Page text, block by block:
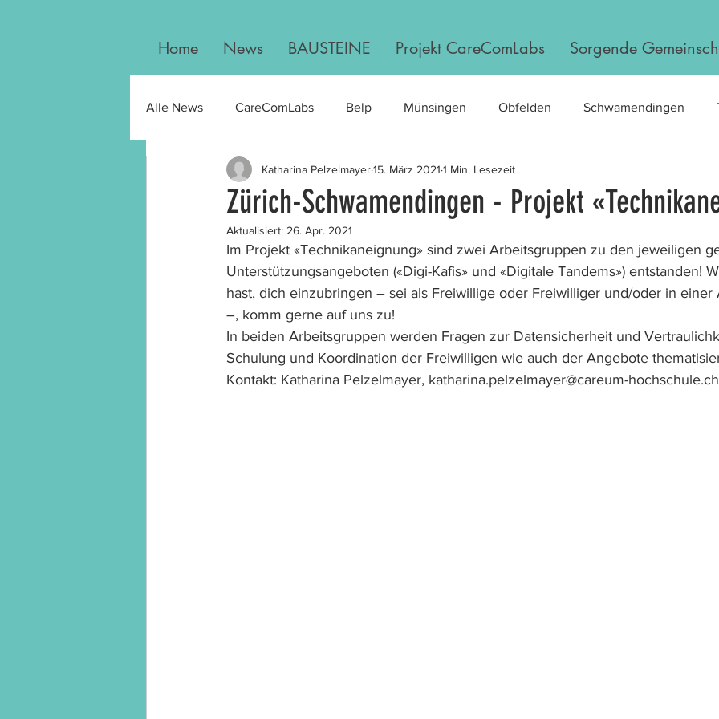
Home News BAUSTEINE Projekt CareComLabs Sorgende
Alle News CareComLabs Belp Münsingen Obfelden Schwamendingen
Publikationen
Zürich-Schwamendingen - Projekt
Katharina Pelzelmayer15. März 2021 1 Min. Lesezeit
Aktualisiert: 26. Apr. 2021
Im Projekt «Technikaneignung» sind zwei Arbeitsgruppen zu den jeweiligen
Unterstützungsangeboten («Digi-Kafis» und «Digitale Tandems») entstanden!
hast, dich einzubringen – sei als Freiwillige oder Freiwilliger und/oder in
–, komm gerne auf uns zu!
In beiden Arbeitsgruppen werden Fragen zur Datensicherheit und
Schulung und Koordination der Freiwilligen wie auch der Angebote
Kontakt: Katharina Pelzelmayer, katharina.pelzelmayer@careum-